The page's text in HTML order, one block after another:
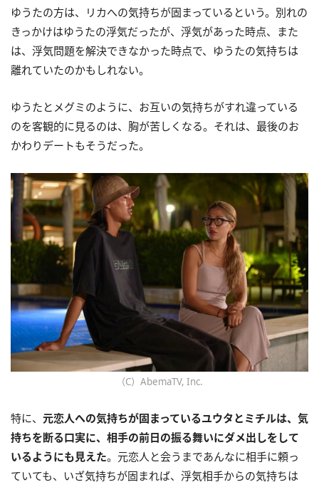
ゆうたの方は、リカへの気持ちが固まっているという。別れの
きっかけはゆうたの浮気だったが、浮気があった時点、また
は、浮気問題を解決できなかった時点で、ゆうたの気持ちは
離れていたのかもしれない。
ゆうたとメグミのように、お互いの気持ちがすれ違っている
のを客観的に見るのは、胸が苦しくなる。それは、最後のお
かわりデートもそうだった。
（C）AbemaTV, Inc.
特に、 元恋人への気持ちが固まっているユウタとミチルは、気
持ちを断る口実に、相手の前日の振る舞いにダメ出しをして
いるようにも見えた。元恋人と会うまであんなに相手に頼っ
ていても、いざ気持ちが固まれば、浮気相手からの気持ちは